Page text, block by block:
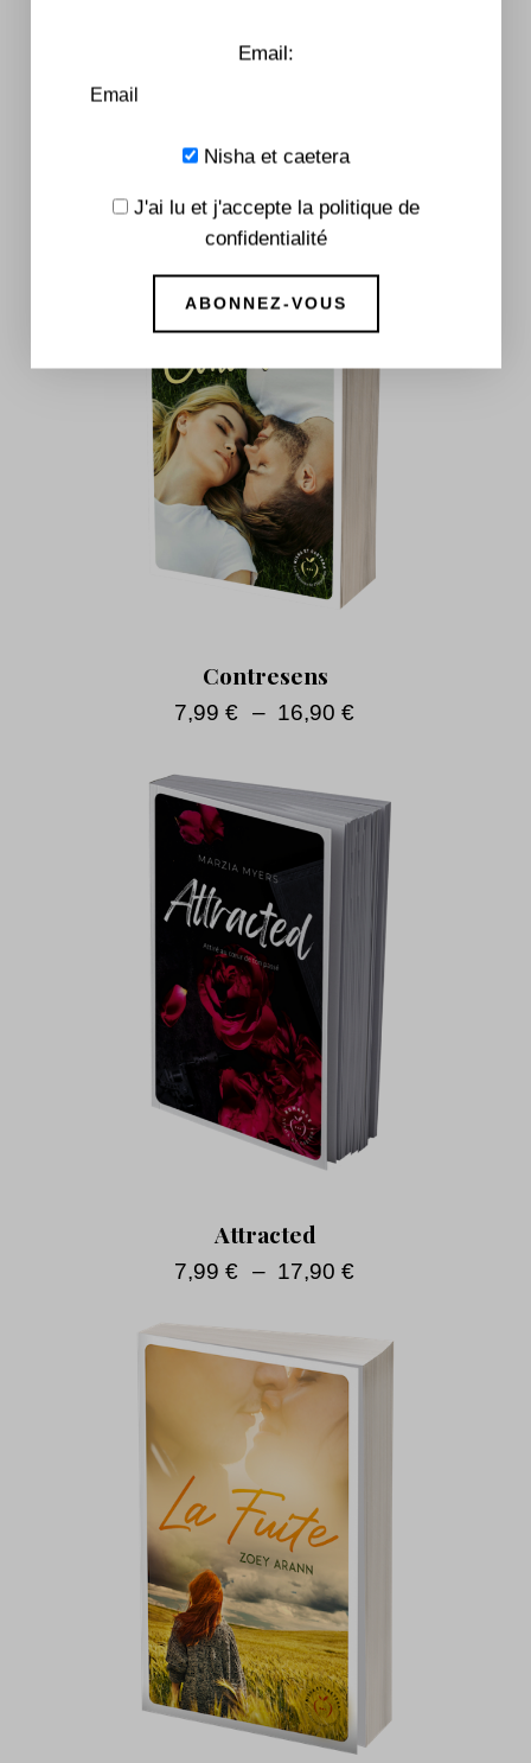
7,99€ – 16,90€
Contresens
7,99 € – 16,90 €
Attracted
7,99 € – 17,90 €
Email:
Nisha et caetera
J'ai lu et j'accepte la politique de
confidentialité